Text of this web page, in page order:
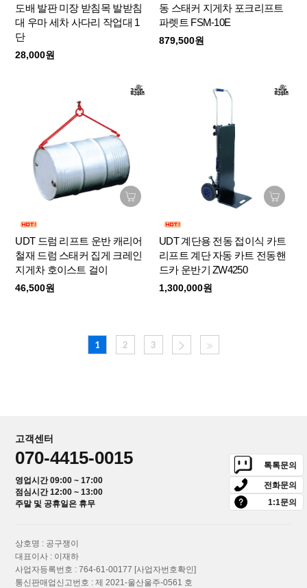
도배 발판 미장 받침목 발받침
대 우마 세차 사다리 작업대 1
단
28,000원
동 스태커 지게차 포크리프트
파렛트 FSM-10E
879,500원
UDT 드럼 리프트 운반 캐리어
철재 드럼 스태커 집게 크레인
지게차 호이스트 걸이
46,500원
UDT 계단용 전동 접이식 카트
리프트 계단 자동 카트 전동핸
드카 운반기 ZW4250
1,300,000원
1 2 3
고객센터
070-4415-0015
영업시간 09:00 ~ 17:00
점심시간 12:00 ~ 13:00
주말 및 공휴일은 휴무
톡톡문의
전화문의
1:1문의
상호명 : 공구쟁이
대표이사 : 이재하
사업자등록번호 : 764-61-00177 [사업자번호확인]
통신판매업신고번호 : 제 2021-울산울주-0561 호